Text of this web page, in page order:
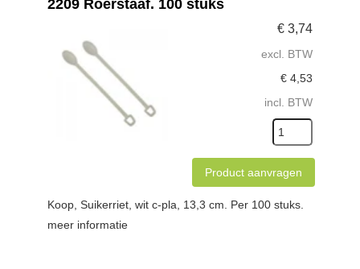
2209 Roerstaaf. 100 stuks
€ 3,74
excl. BTW
€ 4,53
incl. BTW
Product aanvragen
Koop, Suikerriet, wit c-pla, 13,3 cm. Per 100 stuks.
meer informatie